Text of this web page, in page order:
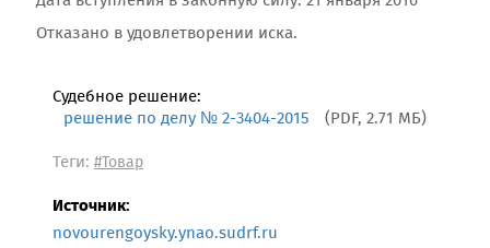
Отказано в удовлетворении иска.
Судебное решение:
решение по делу № 2-3404-2015
(PDF, 2.71 МБ)
Теги: #Товар
Источник:
novourengoysky.ynao.sudrf.ru